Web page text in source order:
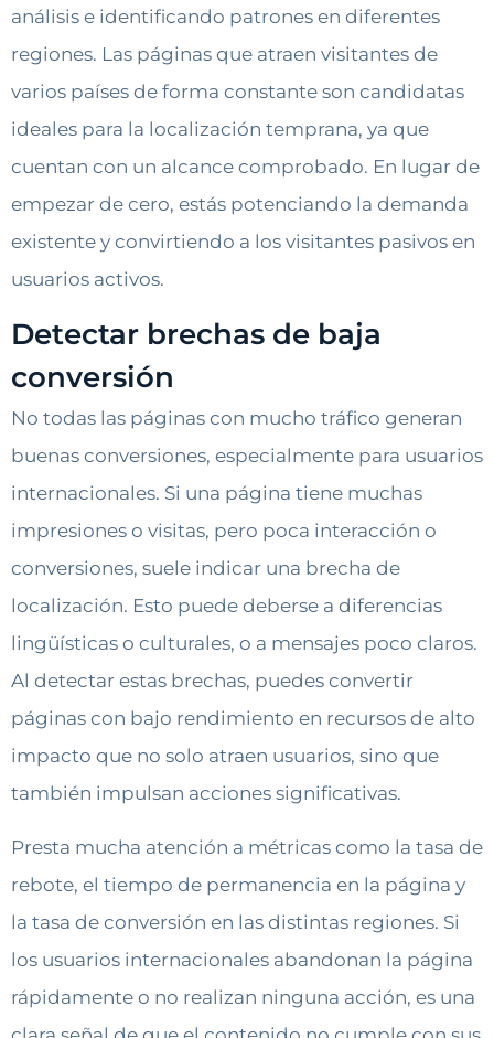
análisis e identificando patrones en diferentes
regiones. Las páginas que atraen visitantes de
varios países de forma constante son candidatas
ideales para la localización temprana, ya que
cuentan con un alcance comprobado. En lugar de
empezar de cero, estás potenciando la demanda
existente y convirtiendo a los visitantes pasivos en
usuarios activos.
Detectar brechas de baja
conversión
No todas las páginas con mucho tráfico generan
buenas conversiones, especialmente para usuarios
internacionales. Si una página tiene muchas
impresiones o visitas, pero poca interacción o
conversiones, suele indicar una brecha de
localización. Esto puede deberse a diferencias
lingüísticas o culturales, o a mensajes poco claros.
Al detectar estas brechas, puedes convertir
páginas con bajo rendimiento en recursos de alto
impacto que no solo atraen usuarios, sino que
también impulsan acciones significativas.
Presta mucha atención a métricas como la tasa de
rebote, el tiempo de permanencia en la página y
la tasa de conversión en las distintas regiones. Si
los usuarios internacionales abandonan la página
rápidamente o no realizan ninguna acción, es una